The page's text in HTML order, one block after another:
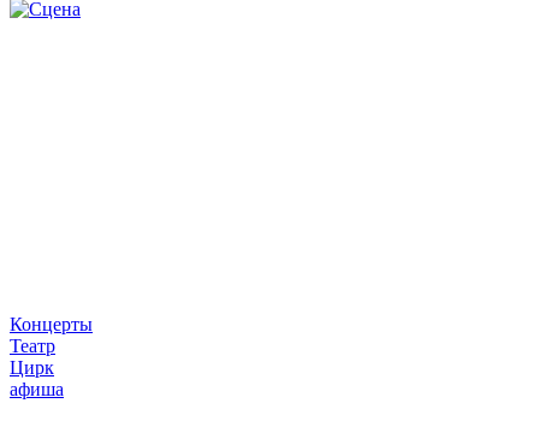
Концерты
Театр
Цирк
афиша